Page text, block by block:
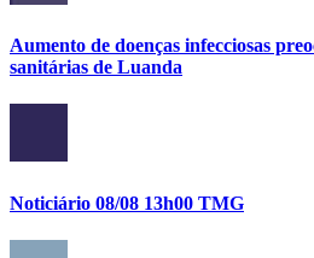
Aumento de doenças infecciosas
sanitárias de Luanda
Noticiário 08/08 13h00 TMG